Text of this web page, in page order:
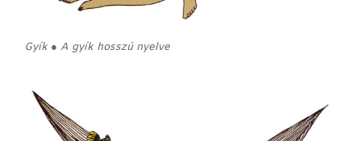
Gyík ● A gyík hosszú nyelve